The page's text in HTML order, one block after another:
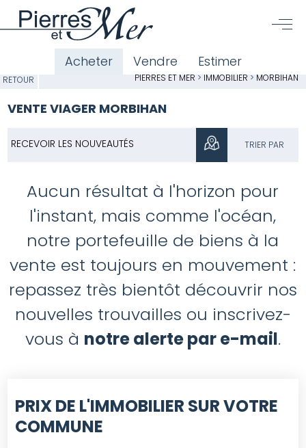
Acheter Vendre Estimer
RETOUR PIERRES ET MER > IMMOBILIER > MORBIHAN
VENTE VIAGER MORBIHAN
TRIER PAR
RECEVOIR LES NOUVEAUTÉS
Aucun résultat à l'horizon pour
l'instant, mais comme l'océan,
notre portefeuille de biens à la
vente est toujours en mouvement :
repassez très bientôt découvrir nos
nouvelles trouvailles ou inscrivez-
vous à notre alerte par e-mail.
PRIX DE L'IMMOBILIER SUR VOTRE
COMMUNE